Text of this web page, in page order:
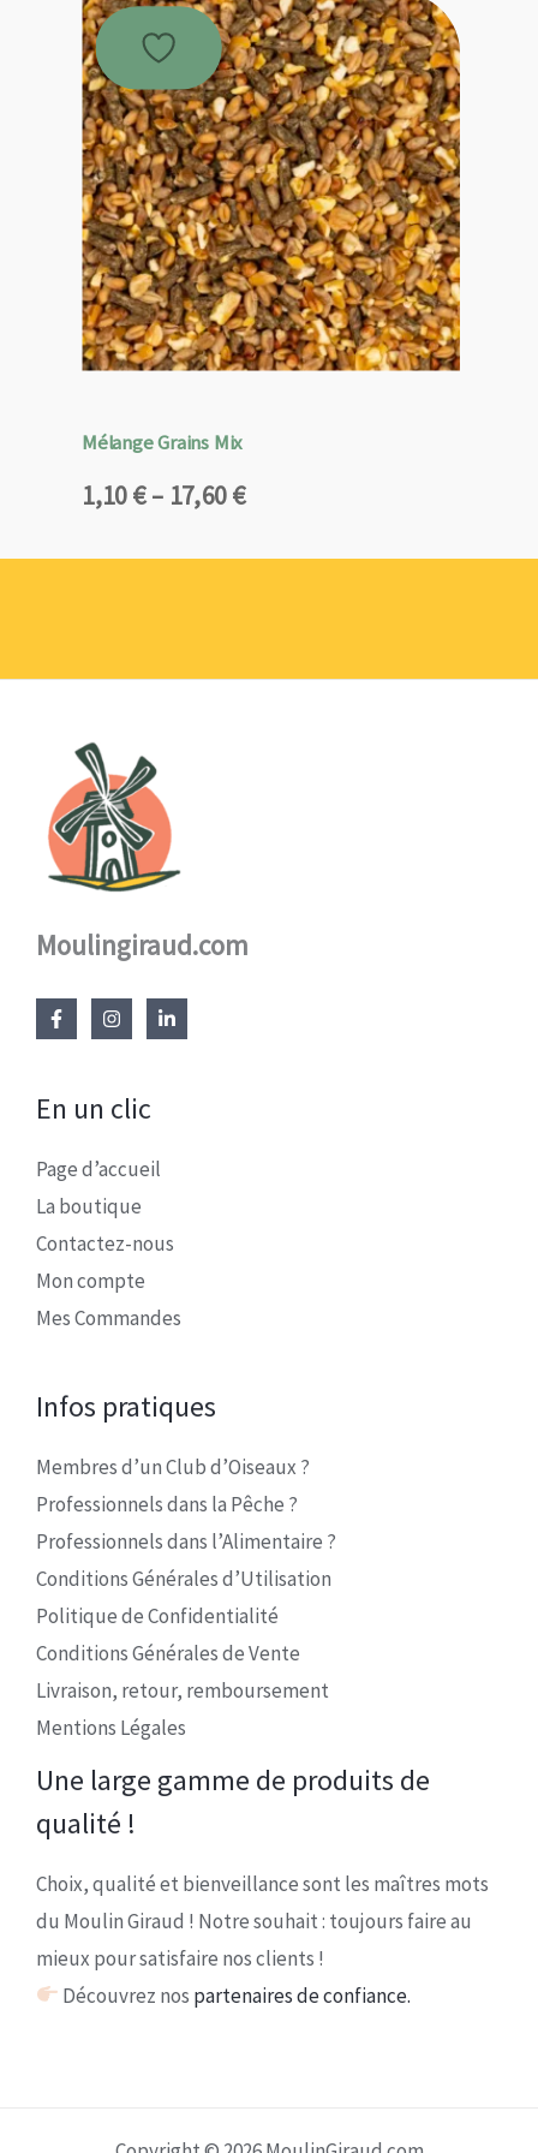
Mélange Grains Mix
1,10€– 17,60€
Plage
prix :
Moulingiraud.com
En un clic
Page d’accueil
La boutique
Contactez-nous
Mon compte
Mes Commandes
Infos pratiques
Membres d’un Club d’Oiseaux ?
Professionnels dans la Pêche ?
Professionnels dans l’Alimentaire ?
Conditions Générales d’Utilisation
Politique de Confidentialité
Conditions Générales de Vente
Livraison, retour, remboursement
Mentions Légales
Une large gamme de produits de
qualité !
Choix, qualité et bienveillance sont les maîtres mots
du Moulin Giraud ! Notre souhait : toujours faire au
mieux pour satisfaire nos clients !
Découvrez nos partenaires de confiance.